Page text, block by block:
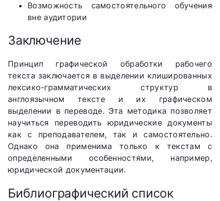
Возможность самостоятельного обучения
вне аудитории
Заключение
Принцип графической обработки рабочего
текста заключается в выделении клишированных
лексико-грамматических структур в
англоязычном тексте и их графическом
выделении в переводе. Эта методика позволяет
научиться переводить юридические документы
как с преподавателем, так и самостоятельно.
Однако она применима только к текстам с
определенными особенностями, например,
юридической документации.
Библиографический список